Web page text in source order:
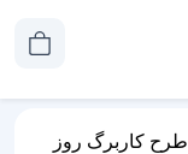
طرح کاربرگ روز